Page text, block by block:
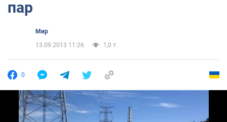
пар
Мир
13.09.2013 11:26
1,0 т.
0